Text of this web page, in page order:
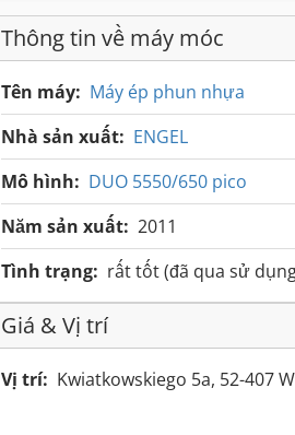
Thông tin về máy móc
Tên máy: Máy ép phun nhựa
Nhà sản xuất: ENGEL
Mô hình: DUO 5550/650 pico
Năm sản xuất: 2011
Tình trạng: rất tốt (đã qua sử
Giá & Vị trí
Vị trí: Kwiatkowskiego 5a, 52-407